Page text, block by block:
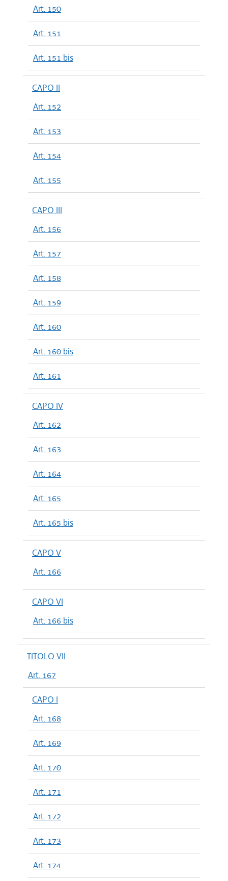
Art. 150
Art. 151
Art. 151 bis
CAPO II
Art. 152
Art. 153
Art. 154
Art. 155
CAPO III
Art. 156
Art. 157
Art. 158
Art. 159
Art. 160
Art. 160 bis
Art. 161
CAPO IV
Art. 162
Art. 163
Art. 164
Art. 165
Art. 165 bis
CAPO V
Art. 166
CAPO VI
Art. 166 bis
TITOLO VII
Art. 167
CAPO I
Art. 168
Art. 169
Art. 170
Art. 171
Art. 172
Art. 173
Art. 174